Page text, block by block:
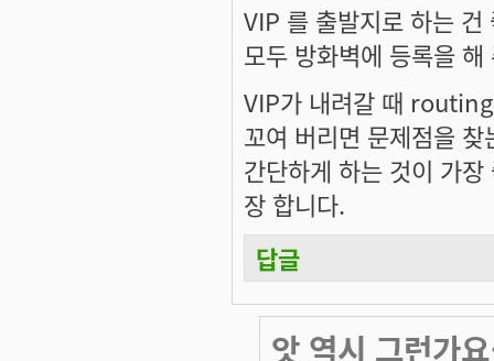
VIP 를 출발지로 하는
모두 방화벽에 등록을
VIP가 내려갈 때
꼬여 버리면 문제점을
간단하게 하는 것이 가
장 합니다.
답글
앗 역시 그런가